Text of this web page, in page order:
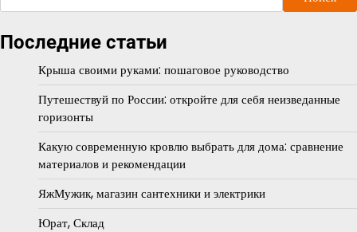
Последние статьи
Крыша своими руками: пошаговое руководство
Путешествуй по России: откройте для себя неизведанные
горизонты
Какую современную кровлю выбрать для дома: сравнение
материалов и рекомендации
ЯжМужик, магазин сантехники и электрики
Юрат, Склад